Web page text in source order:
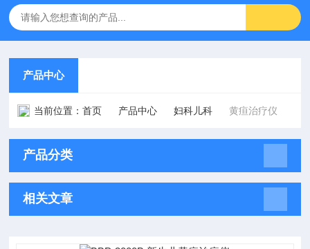
产品中心
当前位置：首页 产品中心 妇科儿科 黄疸治疗仪
产品分类
相关文章